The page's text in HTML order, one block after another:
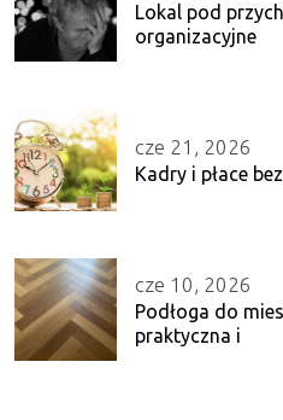
Lokal pod
organizacyjne
cze 21, 2026
Kadry i płace
cze 10, 2026
Podłoga do
praktyczna i